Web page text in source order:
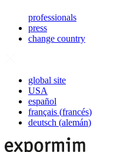
professionals
press
change country
global site
USA
español
français (francés)
deutsch (alemán)